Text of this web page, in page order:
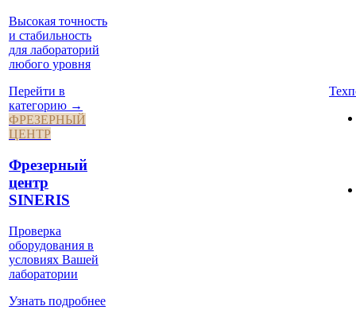
Высокая точность
и стабильность
для лабораторий
любого уровня
Перейти в
категорию →
ФРЕЗЕРНЫЙ
ЦЕНТР
Фрезерный
центр
SINERIS
Проверка
оборудования в
условиях Вашей
лаборатории
Узнать подробнее